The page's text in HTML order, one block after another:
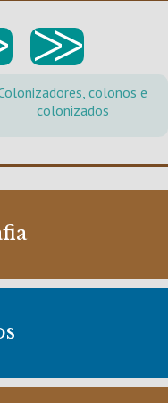
>>
colonos e
colonizados